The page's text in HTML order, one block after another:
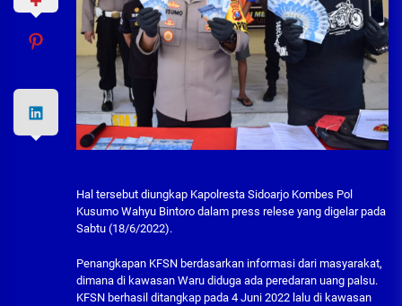
Hal tersebut diungkap Kapolresta Sidoarjo Kombes Pol
Kusumo Wahyu Bintoro dalam press relese yang digelar pada
Sabtu (18/6/2022).
Penangkapan KFSN berdasarkan informasi dari masyarakat,
dimana di kawasan Waru diduga ada peredaran uang palsu.
KFSN berhasil ditangkap pada 4 Juni 2022 lalu di kawasan